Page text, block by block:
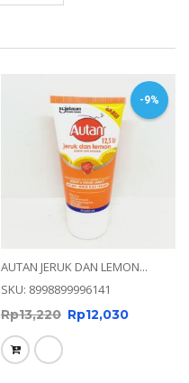
-9%
AUTAN JERUK DAN LEMON...
SKU: 8998899996141
Rp13,220 Rp12,030